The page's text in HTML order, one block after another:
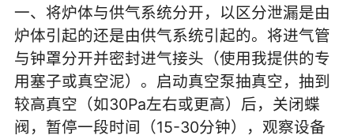
一、将炉体与供气系统分开，以区分泄漏是由
炉体引起的还是由供气系统引起的。将进气管
与钟罩分开并密封进气接头（使用我提供的专
用塞子或真空泥）。启动真空泵抽真空，抽到
较高真空（如30Pa左右或更高）后，关闭蝶
阀，暂停一段时间（15-30分钟），观察设备